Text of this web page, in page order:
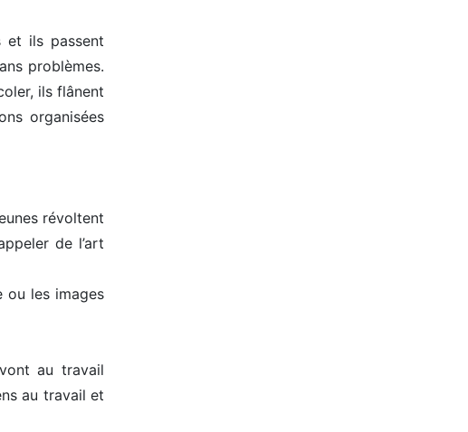
et ils passent
problèmes.
ils flânent
organisées
révoltent
de l’art
ou les images
au travail
au travail et